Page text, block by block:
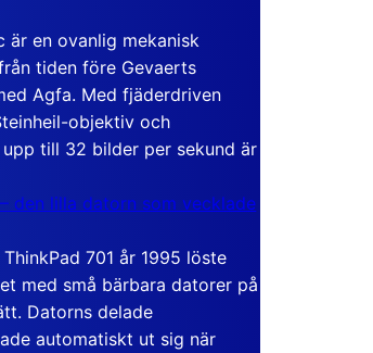
är en ovanlig mekanisk
tiden före Gevaerts
Agfa. Med fjäderdriven
objektiv och
till 32 bilder per sekund är
den lilla datorn som vecklade
701 år 1995 löste
med små bärbara datorer på
Datorns delade
automatiskt ut sig när